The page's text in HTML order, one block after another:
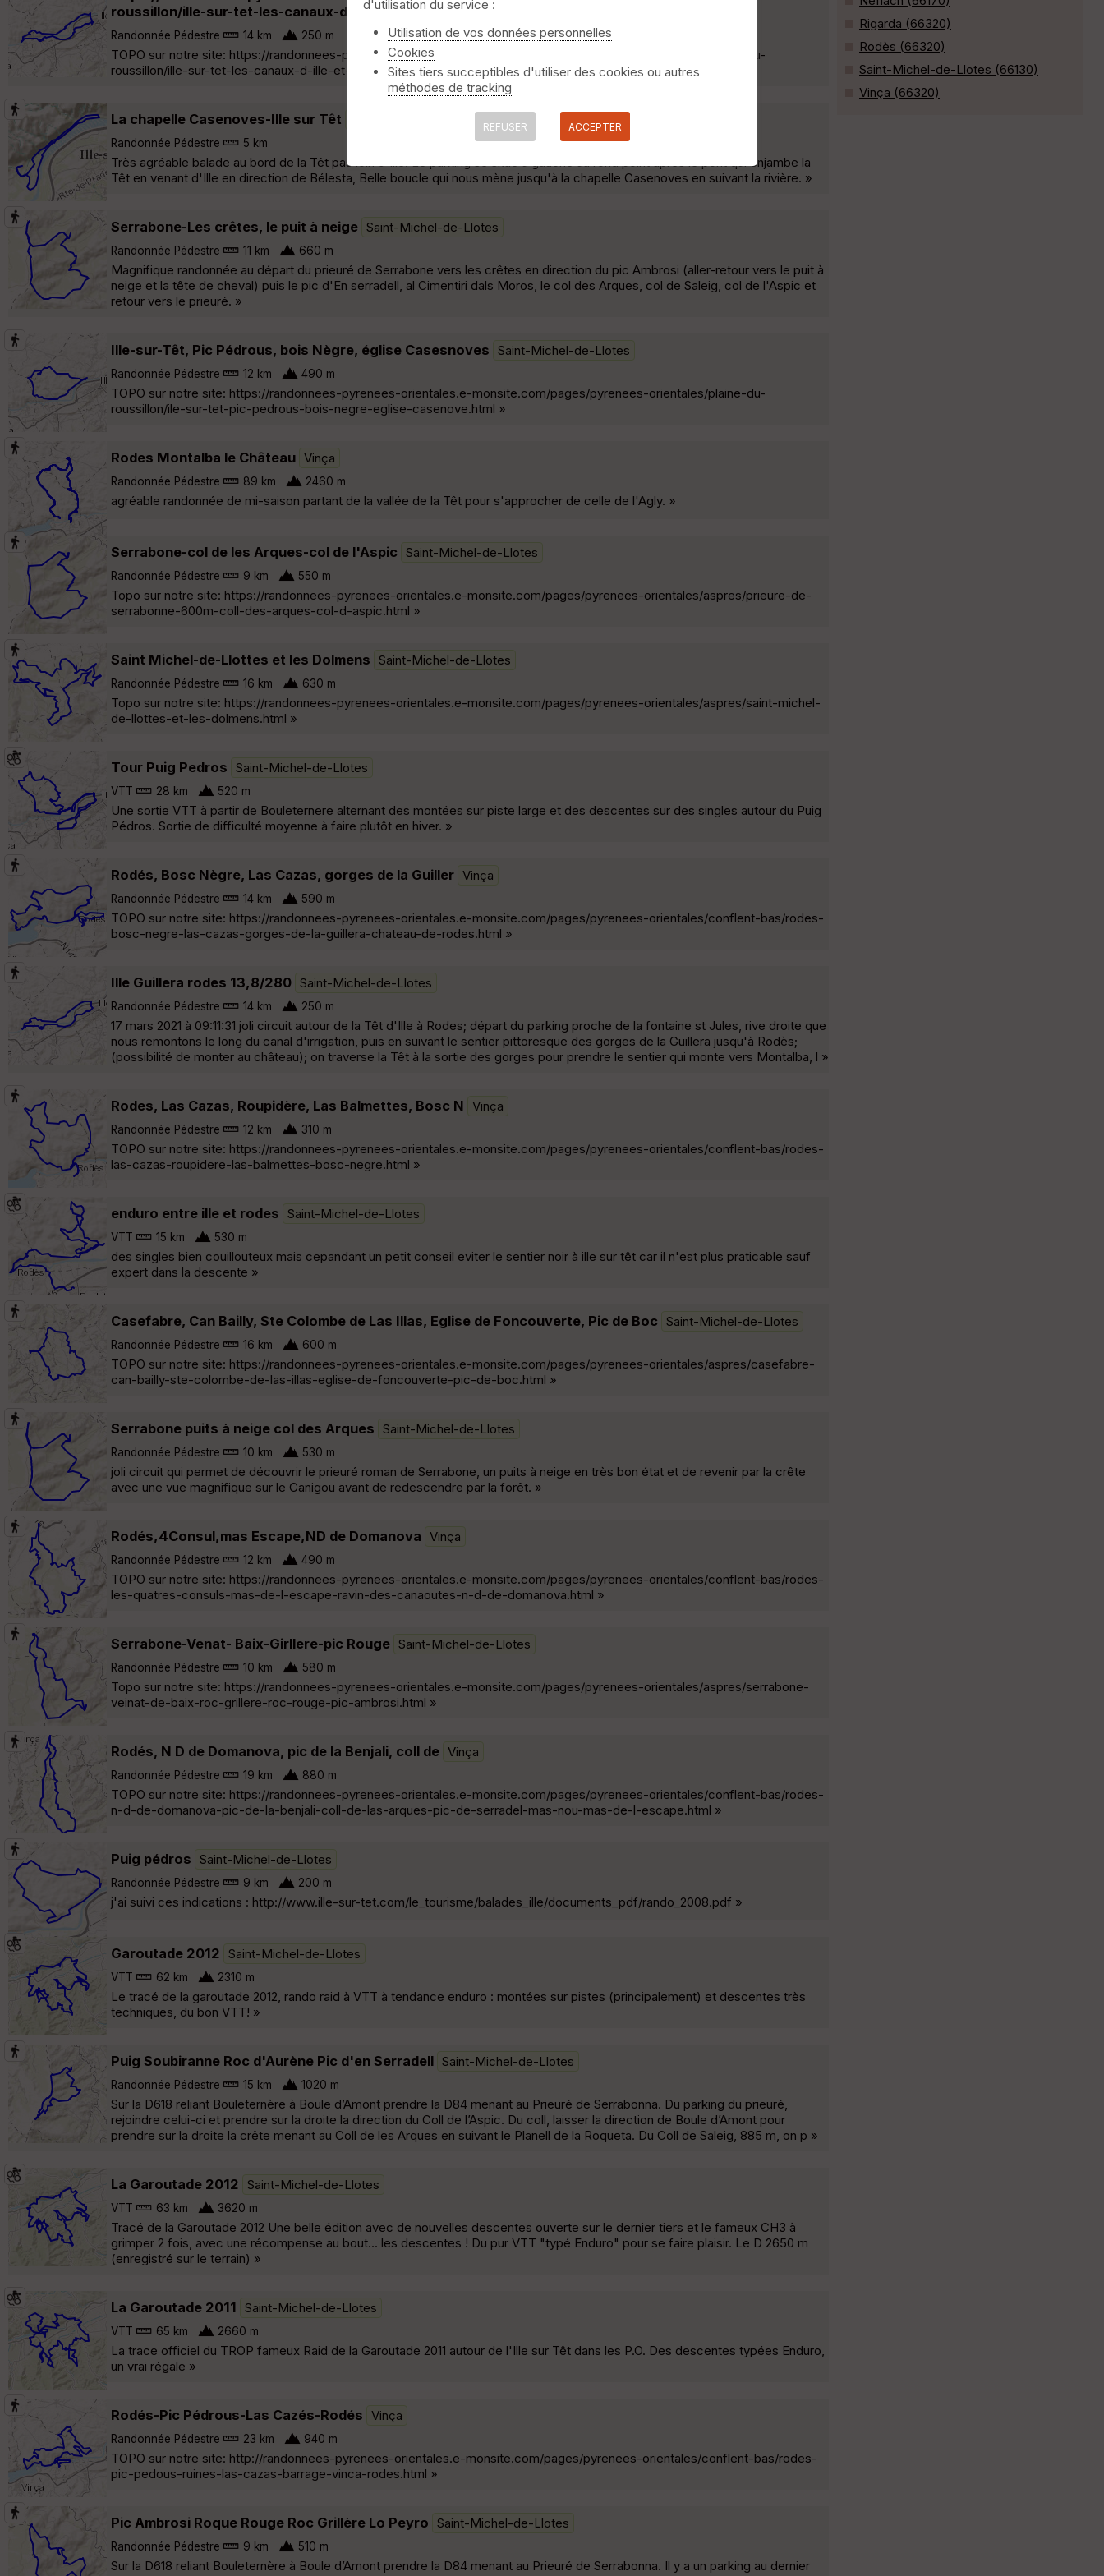
roussillon/ille-sur-tet-les-canaux-d-ille-et-de-thuir-rodes-casenove.html
Randonnée Pédestre 14 km 250 m
TOPO sur notre site: https://randonnees-pyrenees-orientales.e-monsite.com/pages/pyrenees-orientales/plaine-du-
roussillon/ille-sur-tet-les-canaux-d-ille-et-de-thuir-rodes-casenove.html »
La chapelle Casenoves-Ille sur Têt
Randonnée Pédestre 5 km
Très agréable balade au bord de la Têt pas loin d'Ille. Le parking se situe à gauche au rond point après le pont qui enjambe la
Têt en venant d'Ille en direction de Bélesta, Belle boucle qui nous mène jusqu'à la chapelle Casenoves en suivant la rivière. »
Serrabone-Les crêtes, le puit à neige Saint-Michel-de-Llotes
Randonnée Pédestre 11 km 660 m
Magnifique randonnée au départ du prieuré de Serrabone vers les crêtes en direction du pic Ambrosi (aller-retour vers le puit à
neige et la tête de cheval) puis le pic d'En serradell, al Cimentiri dals Moros, le col des Arques, col de Saleig, col de l'Aspic et
retour vers le prieuré. »
Ille-sur-Têt, Pic Pédrous, bois Nègre, église Casesnoves Saint-Michel-de-Llotes
Randonnée Pédestre 12 km 490 m
TOPO sur notre site: https://randonnees-pyrenees-orientales.e-monsite.com/pages/pyrenees-orientales/plaine-du-
roussillon/ile-sur-tet-pic-pedrous-bois-negre-eglise-casenove.html »
Rodes Montalba le Château Vinça
Randonnée Pédestre 89 km 2460 m
agréable randonnée de mi-saison partant de la vallée de la Têt pour s'approcher de celle de l'Agly. »
Serrabone-col de les Arques-col de l'Aspic Saint-Michel-de-Llotes
Randonnée Pédestre 9 km 550 m
Topo sur notre site: https://randonnees-pyrenees-orientales.e-monsite.com/pages/pyrenees-orientales/aspres/prieure-de-
serrabonne-600m-coll-des-arques-col-d-aspic.html »
Saint Michel-de-Llottes et les Dolmens Saint-Michel-de-Llotes
Randonnée Pédestre 16 km 630 m
Topo sur notre site: https://randonnees-pyrenees-orientales.e-monsite.com/pages/pyrenees-orientales/aspres/saint-michel-
de-llottes-et-les-dolmens.html »
Tour Puig Pedros Saint-Michel-de-Llotes
VTT 28 km 520 m
Une sortie VTT à partir de Bouleternere alternant des montées sur piste large et des descentes sur des singles autour du Puig
Pédros. Sortie de difficulté moyenne à faire plutôt en hiver. »
Rodés, Bosc Nègre, Las Cazas, gorges de la Guiller Vinça
Randonnée Pédestre 14 km 590 m
TOPO sur notre site: https://randonnees-pyrenees-orientales.e-monsite.com/pages/pyrenees-orientales/conflent-bas/rodes-
bosc-negre-las-cazas-gorges-de-la-guillera-chateau-de-rodes.html »
Ille Guillera rodes 13,8/280 Saint-Michel-de-Llotes
Randonnée Pédestre 14 km 250 m
17 mars 2021 à 09:11:31 joli circuit autour de la Têt d'Ille à Rodes; départ du parking proche de la fontaine st Jules, rive droite que
nous remontons le long du canal d'irrigation, puis en suivant le sentier pittoresque des gorges de la Guillera jusqu'à Rodès;
(possibilité de monter au château); on traverse la Têt à la sortie des gorges pour prendre le sentier qui monte vers Montalba, l »
Rodes, Las Cazas, Roupidère, Las Balmettes, Bosc N Vinça
Randonnée Pédestre 12 km 310 m
TOPO sur notre site: https://randonnees-pyrenees-orientales.e-monsite.com/pages/pyrenees-orientales/conflent-bas/rodes-
las-cazas-roupidere-las-balmettes-bosc-negre.html »
enduro entre ille et rodes Saint-Michel-de-Llotes
VTT 15 km 530 m
des singles bien couillouteux mais cepandant un petit conseil eviter le sentier noir à ille sur têt car il n'est plus praticable sauf
expert dans la descente »
Casefabre, Can Bailly, Ste Colombe de Las Illas, Eglise de Foncouverte, Pic de Boc Saint-Michel-de-Llotes
Randonnée Pédestre 16 km 600 m
TOPO sur notre site: https://randonnees-pyrenees-orientales.e-monsite.com/pages/pyrenees-orientales/aspres/casefabre-
can-bailly-ste-colombe-de-las-illas-eglise-de-foncouverte-pic-de-boc.html »
Serrabone puits à neige col des Arques Saint-Michel-de-Llotes
Randonnée Pédestre 10 km 530 m
joli circuit qui permet de découvrir le prieuré roman de Serrabone, un puits à neige en très bon état et de revenir par la crête
avec une vue magnifique sur le Canigou avant de redescendre par la forêt. »
Rodés,4Consul,mas Escape,ND de Domanova Vinça
Randonnée Pédestre 12 km 490 m
TOPO sur notre site: https://randonnees-pyrenees-orientales.e-monsite.com/pages/pyrenees-orientales/conflent-bas/rodes-
les-quatres-consuls-mas-de-l-escape-ravin-des-canaoutes-n-d-de-domanova.html »
Serrabone-Venat- Baix-Girllere-pic Rouge Saint-Michel-de-Llotes
Randonnée Pédestre 10 km 580 m
Topo sur notre site: https://randonnees-pyrenees-orientales.e-monsite.com/pages/pyrenees-orientales/aspres/serrabone-
veinat-de-baix-roc-grillere-roc-rouge-pic-ambrosi.html »
Rodés, N D de Domanova, pic de la Benjali, coll de Vinça
Randonnée Pédestre 19 km 880 m
TOPO sur notre site: https://randonnees-pyrenees-orientales.e-monsite.com/pages/pyrenees-orientales/conflent-bas/rodes-
n-d-de-domanova-pic-de-la-benjali-coll-de-las-arques-pic-de-serradel-mas-nou-mas-de-l-escape.html »
Puig pédros Saint-Michel-de-Llotes
Randonnée Pédestre 9 km 200 m
j'ai suivi ces indications : http://www.ille-sur-tet.com/le_tourisme/balades_ille/documents_pdf/rando_2008.pdf »
Garoutade 2012 Saint-Michel-de-Llotes
VTT 62 km 2310 m
Le tracé de la garoutade 2012, rando raid à VTT à tendance enduro : montées sur pistes (principalement) et descentes très
techniques, du bon VTT! »
Puig Soubiranne Roc d'Aurène Pic d'en Serradell Saint-Michel-de-Llotes
Randonnée Pédestre 15 km 1020 m
Sur la D618 reliant Bouleternère à Boule d’Amont prendre la D84 menant au Prieuré de Serrabonna. Du parking du prieuré,
rejoindre celui-ci et prendre sur la droite la direction du Coll de l’Aspic. Du coll, laisser la direction de Boule d’Amont pour
prendre sur la droite la crête menant au Coll de les Arques en suivant le Planell de la Roqueta. Du Coll de Saleig, 885 m, on p »
La Garoutade 2012 Saint-Michel-de-Llotes
VTT 63 km 3620 m
Tracé de la Garoutade 2012 Une belle édition avec de nouvelles descentes ouverte sur le dernier tiers et le fameux CH3 à
grimper 2 fois, avec une récompense au bout... les descentes ! Du pur VTT "typé Enduro" pour se faire plaisir. Le D 2650 m
(enregistré sur le terrain) »
La Garoutade 2011 Saint-Michel-de-Llotes
VTT 65 km 2660 m
La trace officiel du TROP fameux Raid de la Garoutade 2011 autour de l'Ille sur Têt dans les P.O. Des descentes typées Enduro,
un vrai régale »
Rodés-Pic Pédrous-Las Cazés-Rodés Vinça
Randonnée Pédestre 23 km 940 m
TOPO sur notre site: http://randonnees-pyrenees-orientales.e-monsite.com/pages/pyrenees-orientales/conflent-bas/rodes-
pic-pedous-ruines-las-cazas-barrage-vinca-rodes.html »
Pic Ambrosi Roque Rouge Roc Grillère Lo Peyro Saint-Michel-de-Llotes
Randonnée Pédestre 9 km 510 m
Sur la D618 reliant Bouleternère à Boule d’Amont prendre la D84 menant au Prieuré de Serrabonna. Il y a un parking au dernier
Rigarda (66320)
Rodès (66320)
Saint-Michel-de-Llotes (66130)
Vinça (66320)
d'utilisation du service :
Utilisation de vos données personnelles
Cookies
Sites tiers succeptibles d'utiliser des cookies ou autres
méthodes de tracking
REFUSER ACCEPTER